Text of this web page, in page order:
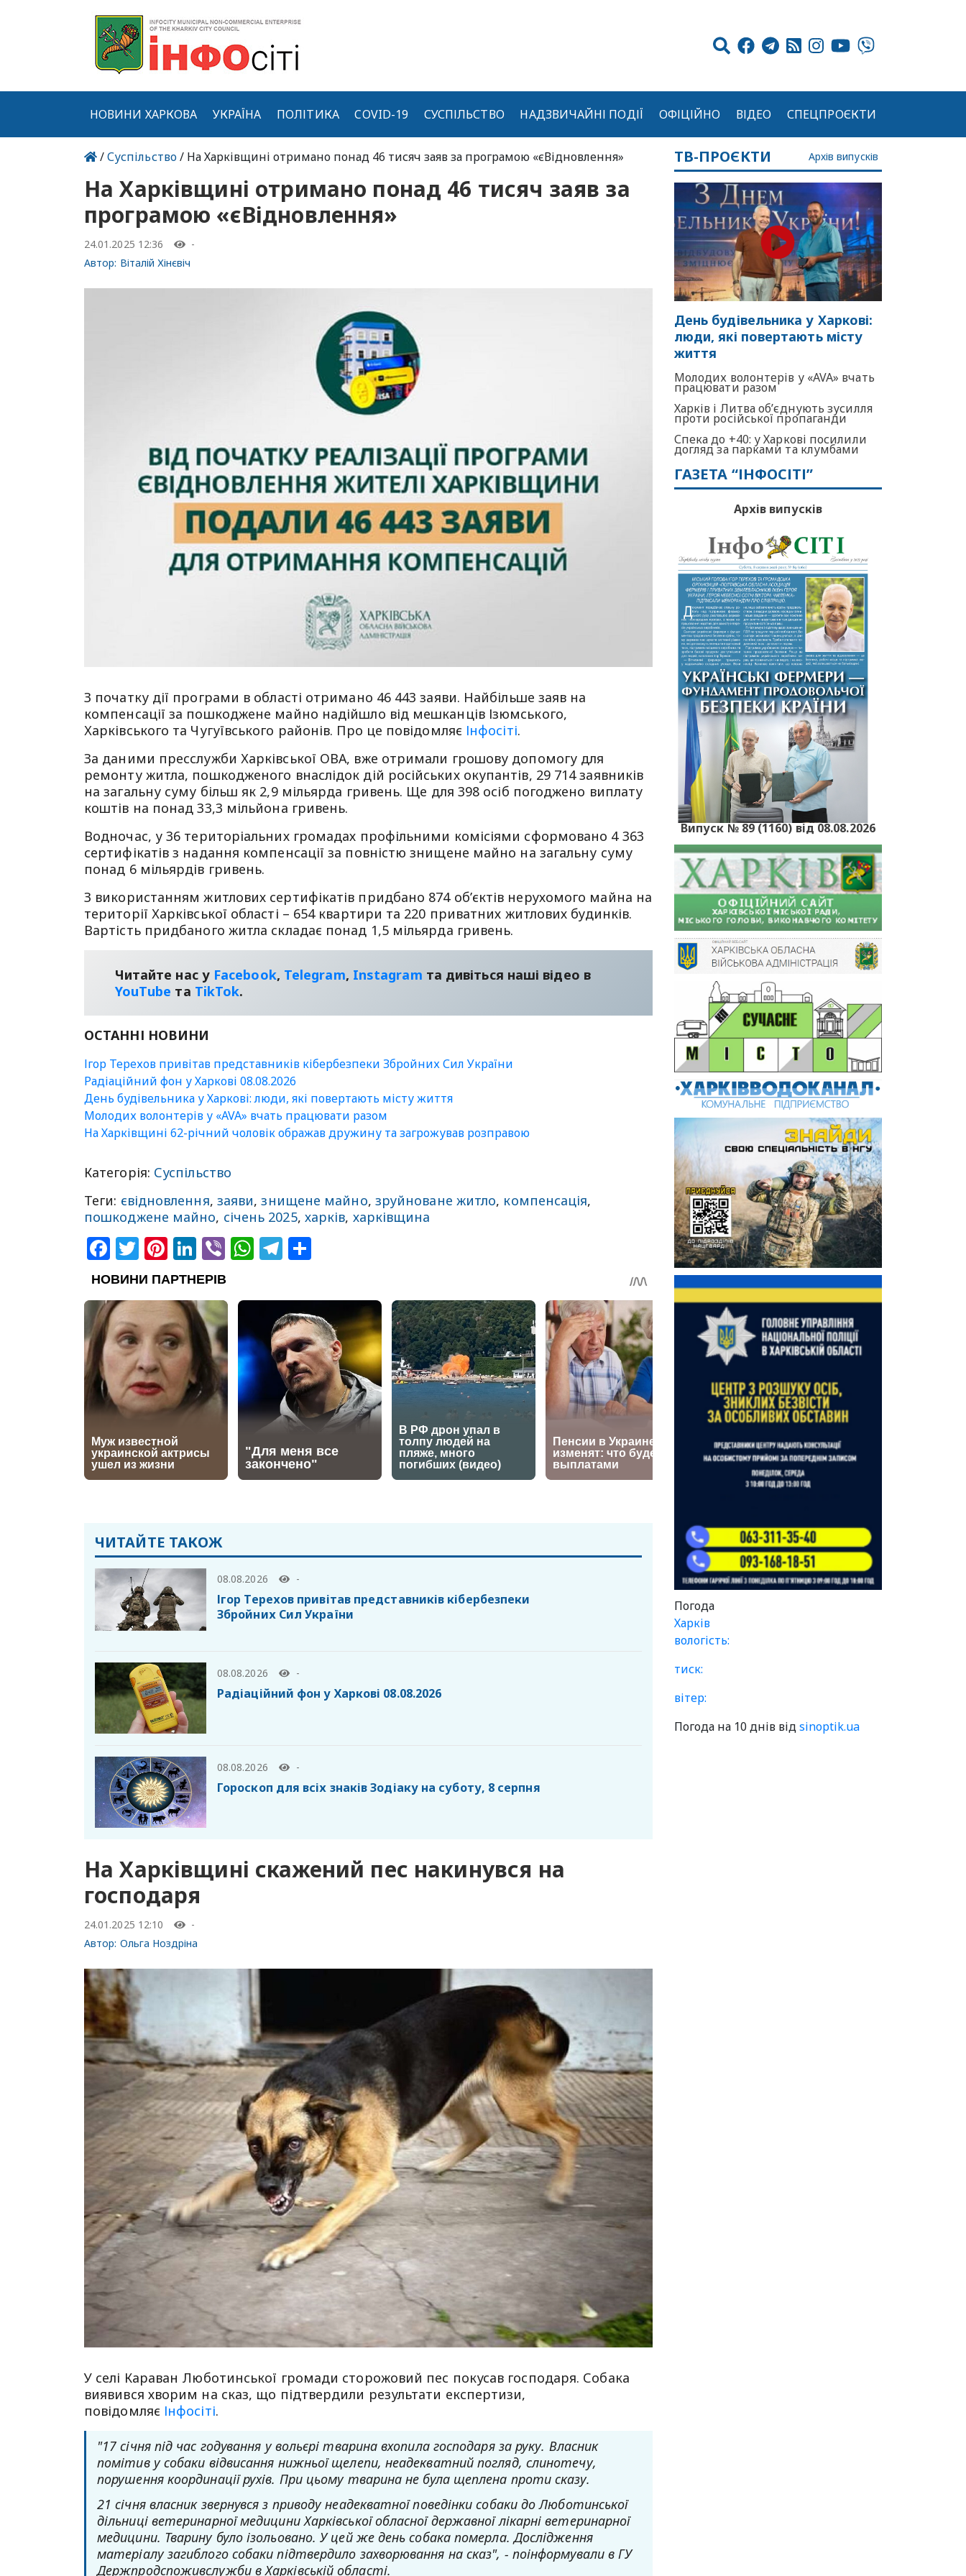
НОВИНИ ХАРКОВА УКРАЇНА ПОЛІТИКА COVID-19 СУСПІЛЬСТВО НАДЗВИЧАЙНІ ПОДІЇ ОФІЦІЙНО ВІДЕО СПЕЦПРОЄКТИ
/Суспільство/ На Харківщині отримано понад 46 тисяч заяв за програмою «єВідновлення»
На Харківщині отримано понад 46 тисяч заяв за
програмою «єВідновлення»
24.01.2025 12:36
-
Автор: Віталій Хінєвіч
З початку дії програми в області отримано 46 443 заяви. Найбільше заяв на
компенсації за пошкоджене майно надійшло від мешканців Ізюмського,
Харківського та Чугуївського районів. Про це повідомляє Інфосіті.
За даними пресслужби Харківської ОВА, вже отримали грошову допомогу для
ремонту житла, пошкодженого внаслідок дій російських окупантів, 29 714 заявників
на загальну суму більш як 2,9 мільярда гривень. Ще для 398 осіб погоджено виплату
коштів на понад 33,3 мільйона гривень.
Водночас, у 36 територіальних громадах профільними комісіями сформовано 4 363
сертифікатів з надання компенсації за повністю знищене майно на загальну суму
понад 6 мільярдів гривень.
З використанням житлових сертифікатів придбано 874 об’єктів нерухомого майна на
території Харківської області – 654 квартири та 220 приватних житлових будинків.
Вартість придбаного житла складає понад 1,5 мільярда гривень.
Читайте нас у Facebook, Telegram, Instagram та дивіться наші відео в
YouТube та TikTok.
ОСТАННІ НОВИНИ
Ігор Терехов привітав представників кібербезпеки Збройних Сил України
Радіаційний фон у Харкові 08.08.2026
День будівельника у Харкові: люди, які повертають місту життя
Молодих волонтерів у «AVA» вчать працювати разом
На Харківщині 62-річний чоловік ображав дружину та загрожував розправою
Категорія: Суспільство
Теги: євідновлення, заяви,знищене майно, зруйноване житло, компенсація,
пошкоджене майно, січень 2025, харків, харківщина
Facebook
Twitter
Pinterest
LinkedIn
ViberWhatsApp
Telegram
ЧИТАЙТЕ ТАКОЖ
08.08.2026 -
Ігор Терехов привітав представників кібербезпеки
Збройних Сил України
08.08.2026 -
Радіаційний фон у Харкові 08.08.2026
08.08.2026 -
Гороскоп для всіх знаків Зодіаку на суботу, 8 серпня
На Харківщині скажений пес накинувся на
господаря
24.01.2025 12:10
-
Автор: Ольга Ноздріна
У селі Караван Люботинської громади сторожовий пес покусав господаря. Собака
виявився хворим на сказ, що підтвердили результати експертизи,
повідомляє Інфосіті.
"17 січня під час годування у вольєрі тварина вхопила господаря за руку. Власник
помітив у собаки відвисання нижньої щелепи, неадекватний погляд, слинотечу,
порушення координації рухів. При цьому тварина не була щеплена проти сказу.
21 січня власник звернувся з приводу неадекватної поведінки собаки до Люботинської
дільниці ветеринарної медицини Харківської обласної державної лікарні ветеринарної
медицини. Тварину було ізольовано. У цей же день собака померла. Дослідження
матеріалу загиблого собаки підтвердило захворювання на сказ", - поінформували в ГУ
Держпродспоживслужби в Харківській області.
ТВ-ПРОЄКТИ Архів випусків
День будівельника у Харкові:
люди, які повертають місту
життя
Молодих волонтерів у «AVA» вчать
працювати разом
Харків і Литва об’єднують зусилля
проти російської пропаганди
Спека до +40: у Харкові посилили
догляд за парками та клумбами
ГАЗЕТА “ІНФОСІТІ”
Архів випусків
Випуск № 89 (1160) від 08.08.2026
Погода
Харків
вологість:
тиск:
вітер:
Погода на 10 днів відsinoptik.ua